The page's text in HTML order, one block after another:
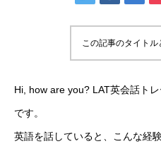
この記事のタイト
Hi, how are you? LAT英会話ト
です。
英語を話していると、こんな経